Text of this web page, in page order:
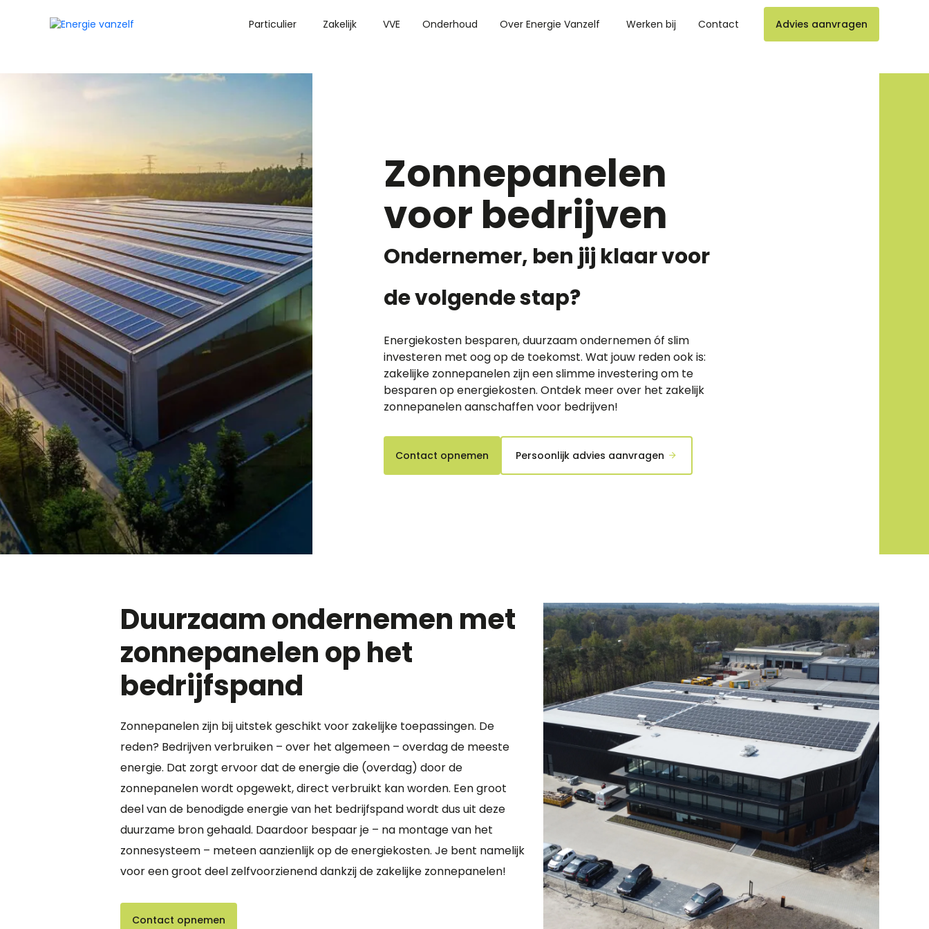
Particulier Zakelijk VVE Onderhoud Over Energie Vanzelf Werken bij Contact Advies aanvragen
Zonnepanelen
voor bedrijven
Ondernemer, ben jij klaar voor
de volgende stap?
Energiekosten besparen, duurzaam ondernemen óf slim
investeren met oog op de toekomst. Wat jouw reden ook is:
zakelijke zonnepanelen zijn een slimme investering om te
besparen op energiekosten. Ontdek meer over het zakelijk
zonnepanelen aanschaffen voor bedrijven!
Contact opnemen Persoonlijk advies aanvragen
Duurzaam ondernemen met
zonnepanelen op het
bedrijfspand
Zonnepanelen zijn bij uitstek geschikt voor zakelijke toepassingen. De
reden? Bedrijven verbruiken – over het algemeen – overdag de meeste
energie. Dat zorgt ervoor dat de energie die (overdag) door de
zonnepanelen wordt opgewekt, direct verbruikt kan worden. Een groot
deel van de benodigde energie van het bedrijfspand wordt dus uit deze
duurzame bron gehaald. Daardoor bespaar je – na montage van het
zonnesysteem – meteen aanzienlijk op de energiekosten. Je bent namelijk
voor een groot deel zelfvoorzienend dankzij de zakelijke zonnepanelen!
Contact opnemen